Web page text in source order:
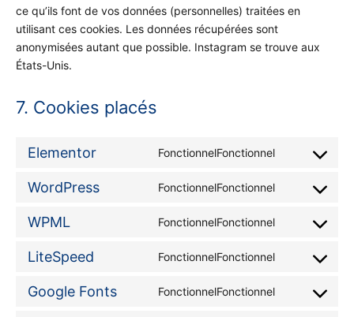
ce qu’ils font de vos données (personnelles) traitées en
utilisant ces cookies. Les données récupérées sont
anonymisées autant que possible. Instagram se trouve aux
États-Unis.
7. Cookies placés
Elementor FonctionnelFonctionnel
WordPress FonctionnelFonctionnel
WPML FonctionnelFonctionnel
LiteSpeed FonctionnelFonctionnel
Google Fonts FonctionnelFonctionnel